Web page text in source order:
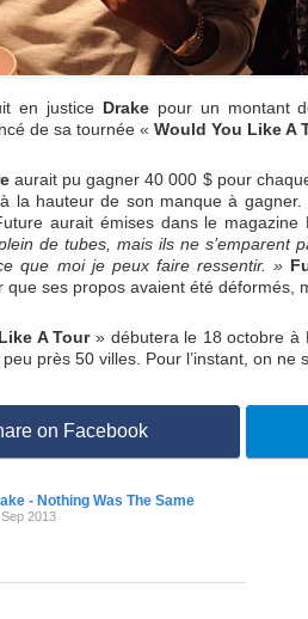
en justice Drakepour un montant
de sa tournée « Would You Like A
aurait pu gagner 40 000 $ pour
la hauteur de son manque à gagner.
aurait émises dans le
de tubes, mais ils ne s’emparent
que moi je peux faire ressentir. »
que ses propos avaient été déformés,
A Tour» débutera le 18 octobre à
près 50 villes. Pour l’instant, on ne
on Facebook
- Nothing Was The Same
2013